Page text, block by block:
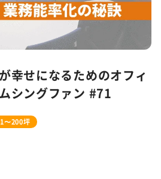
幸せになるためのオフィ
シングファン #71
〜200坪